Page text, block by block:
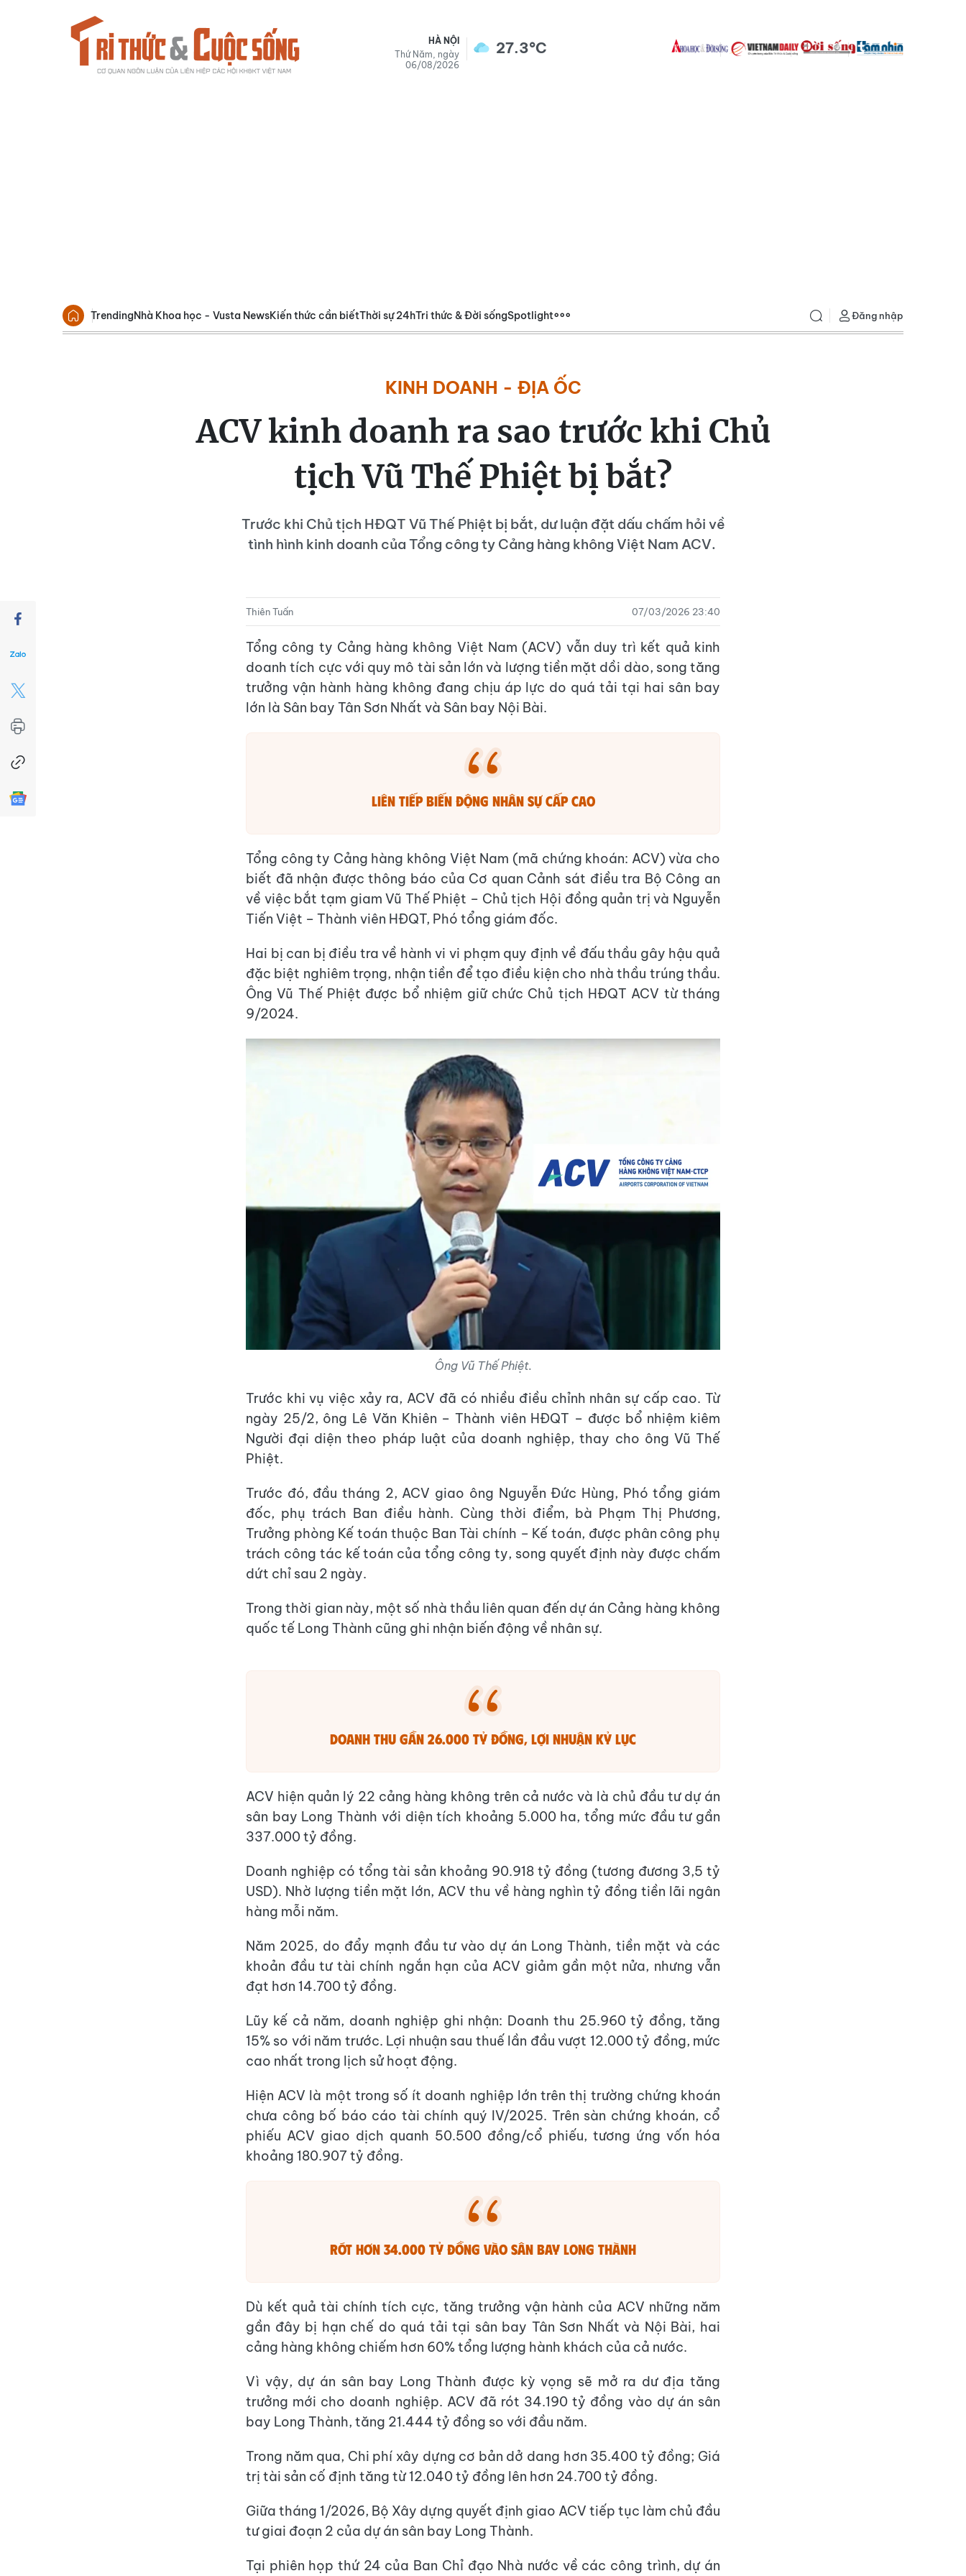
HÀ NỘI
Thứ Năm, ngày
06/08/2026
27.3°C
TrendingNhà Khoa học - Vusta NewsKiến thức cần biếtThời sự 24hTri thức & Đời sốngSpotlight Đăng nhập
KINH DOANH - ĐỊA ỐC
ACV kinh doanh ra sao trước khi Chủ
tịch Vũ Thế Phiệt bị bắt?
Trước khi Chủ tịch HĐQT Vũ Thế Phiệt bị bắt, dư luận đặt dấu chấm hỏi về
tình hình kinh doanh của Tổng công ty Cảng hàng không Việt Nam ACV.
Thiên Tuấn 07/03/2026 23:40
Tổng công ty Cảng hàng không Việt Nam (ACV) vẫn duy trì kết quả kinh
doanh tích cực với quy mô tài sản lớn và lượng tiền mặt dồi dào, song tăng
trưởng vận hành hàng không đang chịu áp lực do quá tải tại hai sân bay
lớn là Sân bay Tân Sơn Nhất và Sân bay Nội Bài.
LIÊN TIẾP BIẾN ĐỘNG NHÂN SỰ CẤP CAO
Tổng công ty Cảng hàng không Việt Nam (mã chứng khoán: ACV) vừa cho
biết đã nhận được thông báo của Cơ quan Cảnh sát điều tra Bộ Công an
về việc bắt tạm giam Vũ Thế Phiệt – Chủ tịch Hội đồng quản trị và Nguyễn
Tiến Việt – Thành viên HĐQT, Phó tổng giám đốc.
Hai bị can bị điều tra về hành vi vi phạm quy định về đấu thầu gây hậu quả
đặc biệt nghiêm trọng, nhận tiền để tạo điều kiện cho nhà thầu trúng thầu.
Ông Vũ Thế Phiệt được bổ nhiệm giữ chức Chủ tịch HĐQT ACV từ tháng
9/2024.
Ông Vũ Thế Phiệt.
Trước khi vụ việc xảy ra, ACV đã có nhiều điều chỉnh nhân sự cấp cao. Từ
ngày 25/2, ông Lê Văn Khiên – Thành viên HĐQT – được bổ nhiệm kiêm
Người đại diện theo pháp luật của doanh nghiệp, thay cho ông Vũ Thế
Phiệt.
Trước đó, đầu tháng 2, ACV giao ông Nguyễn Đức Hùng, Phó tổng giám
đốc, phụ trách Ban điều hành. Cùng thời điểm, bà Phạm Thị Phương,
Trưởng phòng Kế toán thuộc Ban Tài chính – Kế toán, được phân công phụ
trách công tác kế toán của tổng công ty, song quyết định này được chấm
dứt chỉ sau 2 ngày.
Trong thời gian này, một số nhà thầu liên quan đến dự án Cảng hàng không
quốc tế Long Thành cũng ghi nhận biến động về nhân sự.
DOANH THU GẦN 26.000 TỶ ĐỒNG, LỢI NHUẬN KỶ LỤC
ACV hiện quản lý 22 cảng hàng không trên cả nước và là chủ đầu tư dự án
sân bay Long Thành với diện tích khoảng 5.000 ha, tổng mức đầu tư gần
337.000 tỷ đồng.
Doanh nghiệp có tổng tài sản khoảng 90.918 tỷ đồng (tương đương 3,5 tỷ
USD). Nhờ lượng tiền mặt lớn, ACV thu về hàng nghìn tỷ đồng tiền lãi ngân
hàng mỗi năm.
Năm 2025, do đẩy mạnh đầu tư vào dự án Long Thành, tiền mặt và các
khoản đầu tư tài chính ngắn hạn của ACV giảm gần một nửa, nhưng vẫn
đạt hơn 14.700 tỷ đồng.
Lũy kế cả năm, doanh nghiệp ghi nhận: Doanh thu 25.960 tỷ đồng, tăng
15% so với năm trước. Lợi nhuận sau thuế lần đầu vượt 12.000 tỷ đồng, mức
cao nhất trong lịch sử hoạt động.
Hiện ACV là một trong số ít doanh nghiệp lớn trên thị trường chứng khoán
chưa công bố báo cáo tài chính quý IV/2025. Trên sàn chứng khoán, cổ
phiếu ACV giao dịch quanh 50.500 đồng/cổ phiếu, tương ứng vốn hóa
khoảng 180.907 tỷ đồng.
RÓT HƠN 34.000 TỶ ĐỒNG VÀO SÂN BAY LONG THÀNH
Dù kết quả tài chính tích cực, tăng trưởng vận hành của ACV những năm
gần đây bị hạn chế do quá tải tại sân bay Tân Sơn Nhất và Nội Bài, hai
cảng hàng không chiếm hơn 60% tổng lượng hành khách của cả nước.
Vì vậy, dự án sân bay Long Thành được kỳ vọng sẽ mở ra dư địa tăng
trưởng mới cho doanh nghiệp. ACV đã rót 34.190 tỷ đồng vào dự án sân
bay Long Thành, tăng 21.444 tỷ đồng so với đầu năm.
Trong năm qua, Chi phí xây dựng cơ bản dở dang hơn 35.400 tỷ đồng; Giá
trị tài sản cố định tăng từ 12.040 tỷ đồng lên hơn 24.700 tỷ đồng.
Giữa tháng 1/2026, Bộ Xây dựng quyết định giao ACV tiếp tục làm chủ đầu
tư giai đoạn 2 của dự án sân bay Long Thành.
Tại phiên họp thứ 24 của Ban Chỉ đạo Nhà nước về các công trình, dự án